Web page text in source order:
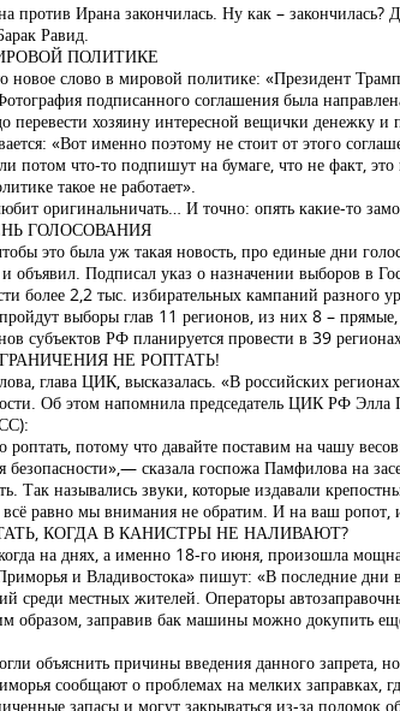
против Ирана закончилась. Ну как –
Равид.
ПОЛИТИКЕ
новое слово в мировой политике: «Президент
подписанного соглашения была
перевести хозяину интересной вещички денежку
«Вот именно поэтому не стоит от этого
потом что-то подпишут на бумаге, что не факт,
такое не работает».
оригинальничать… И точно: опять какие-то
ГОЛОСОВАНИЯ
это была уж такая новость, про единые дни
объявил. Подписал указ о назначении выборов в
более 2,2 тыс. избирательных кампаний
выборы глав 11 регионов, из них 8 –
субъектов РФ планируется провести в 39
НЕ РОПТАТЬ!
глава ЦИК, высказалась. «В российских
Об этом напомнила председатель ЦИК РФ
роптать, потому что давайте поставим на чашу
безопасности»,— сказала госпожа Памфилова на
Так назывались звуки, которые издавали
равно мы внимания не обратим. И на ваш ропот,
КОГДА В КАНИСТРЫ НЕ НАЛИВАЮТ?
на днях, а именно 18-го июня, произошла
и Владивостока» пишут: «В последние дни
среди местных жителей. Операторы
образом, заправив бак машины можно докупить
объяснить причины введения данного запрета,
сообщают о проблемах на мелких заправках,
запасы и могут закрываться из-за